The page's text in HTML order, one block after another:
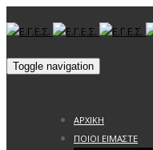
Toggle navigation
ΑΡΧΙΚΗ
ΠΟΙΟΙ ΕΙΜΑΣΤΕ